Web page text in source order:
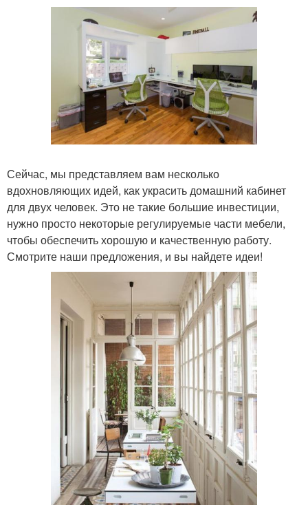
Сейчас, мы представляем вам несколько
вдохновляющих идей, как украсить домашний кабинет
для двух человек. Это не такие большие инвестиции,
нужно просто некоторые регулируемые части мебели,
чтобы обеспечить хорошую и качественную работу.
Смотрите наши предложения, и вы найдете идеи!